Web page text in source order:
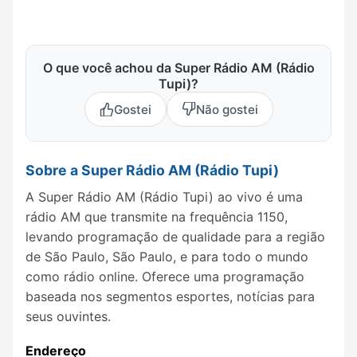
O que você achou da Super Rádio AM (Rádio
Tupi)?
Gostei Não gostei
Sobre a Super Rádio AM (Rádio Tupi)
A Super Rádio AM (Rádio Tupi) ao vivo é uma
rádio AM que transmite na frequência 1150,
levando programação de qualidade para a região
de São Paulo, São Paulo, e para todo o mundo
como rádio online. Oferece uma programação
baseada nos segmentos esportes, notícias para
seus ouvintes.
Endereço